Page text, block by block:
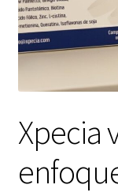
Registro de
Términos y
Advertencia
Xpecia